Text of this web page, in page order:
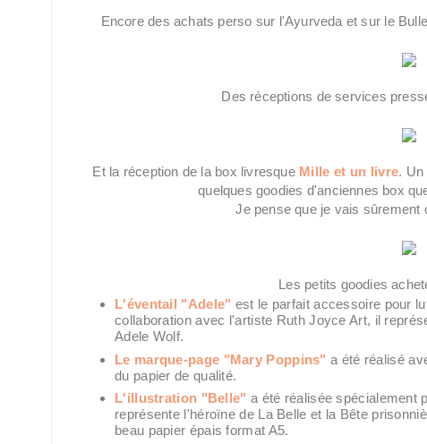
Encore des achats perso sur l'Ayurveda et sur le
Des réceptions de services
Et la réception de la box livresque Mille et un livre.
quelques goodies d'anciennes box
Je pense que je vais sûrement
Les petits goodies
L'éventail "Adele" est le parfait accessoire pour
collaboration avec l'artiste Ruth Joyce Art, il
Adele Wolf.
Le marque-page "Mary Poppins" a été réalisé
du papier de qualité.
L'illustration "Belle" a été réalisée spécialement
représente l'héroïne de La Belle et la Bête
beau papier épais format A5.